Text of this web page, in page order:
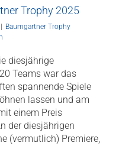
Trophy 2025
Baumgartner Trophy
diesjährige
Teams war das
spannende Spiele
lassen und am
einem Preis
der diesjährigen
(vermutlich) Premiere,